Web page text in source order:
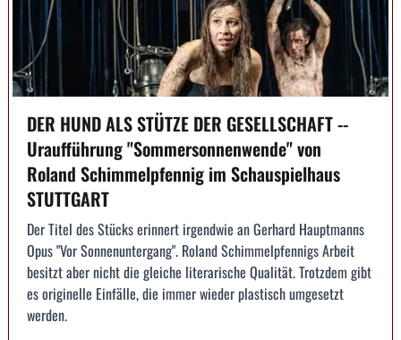
DER HUND ALS STÜTZE DER GESELLSCHAFT --
Uraufführung "Sommersonnenwende" von
Roland Schimmelpfennig im Schauspielhaus
STUTTGART
Der Titel des Stücks erinnert irgendwie an Gerhard Hauptmanns
Opus "Vor Sonnenuntergang". Roland Schimmelpfennigs Arbeit
besitzt aber nicht die gleiche literarische Qualität. Trotzdem gibt
es originelle Einfälle, die immer wieder plastisch umgesetzt
werden.